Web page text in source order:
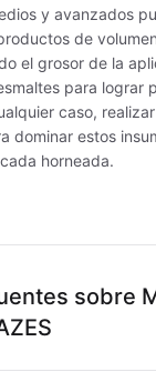
ACCESSORIES
y avanzados
de
el grosor de la
para lograr
caso,
dominar estos
horneada.
sobre